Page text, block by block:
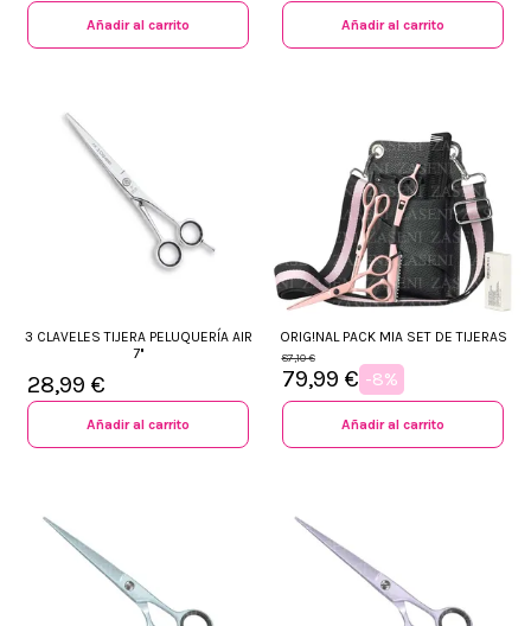
Añadir al carrito Añadir al carrito
3 CLAVELES TIJERA PELUQUERÍA AIR
7''
28,99 €
Añadir al carrito
ORIG!NAL PACK MIA SET DE TIJERAS
87,10 €
79,99 € -8%
Añadir al carrito